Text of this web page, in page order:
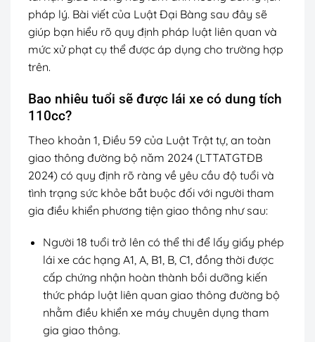
pháp lý. Bài viết của Luật Đại Bàng sau đây sẽ
giúp bạn hiểu rõ quy định pháp luật liên quan và
mức xử phạt cụ thể được áp dụng cho trường hợp
trên.
Bao nhiêu tuổi sẽ được lái xe có dung tích
110cc?
Theo khoản 1, Điều 59 của Luật Trật tự, an toàn
giao thông đường bộ năm 2024 (LTTATGTĐB
2024) có quy định rõ ràng về yêu cầu độ tuổi và
tình trạng sức khỏe bắt buộc đối với người tham
gia điều khiển phương tiện giao thông như sau:
Người 18 tuổi trở lên có thể thi để lấy giấy phép
lái xe các hạng A1, A, B1, B, C1, đồng thời được
cấp chứng nhận hoàn thành bồi dưỡng kiến
thức pháp luật liên quan giao thông đường bộ
nhằm điều khiển xe máy chuyên dụng tham
gia giao thông.